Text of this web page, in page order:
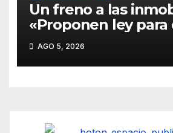
Un freno a las
«Proponen ley para
Estado compre
en Temuco y
desastre de US$450
AGO 5, 2026